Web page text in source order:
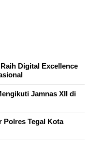
Digital Excellence
Jamnas XII di
Polres Tegal Kota